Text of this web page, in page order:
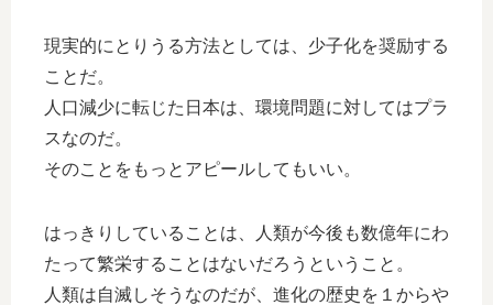
現実的にとりうる方法としては、少子化を奨励する
ことだ。
人口減少に転じた日本は、環境問題に対してはプラ
スなのだ。
そのことをもっとアピールしてもいい。
はっきりしていることは、人類が今後も数億年にわ
たって繁栄することはないだろうということ。
人類は自滅しそうなのだが、進化の歴史を１からや